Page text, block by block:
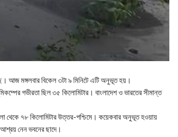
আজ মঙ্গলবার বিকেল ৩টা ৯ মিনিটে এটি অনুভূত হয়।
গভীরতা ছিল ৩৫ কিলোমিটার। বাংলাদেশ ও ভারতের সীমান্ত
থেকে ৭৮ কিলোমিটার উত্তর-পশ্চিমে। কয়েকবার অনুভূত হওয়ায়
নেন ভবনের ছাদে।